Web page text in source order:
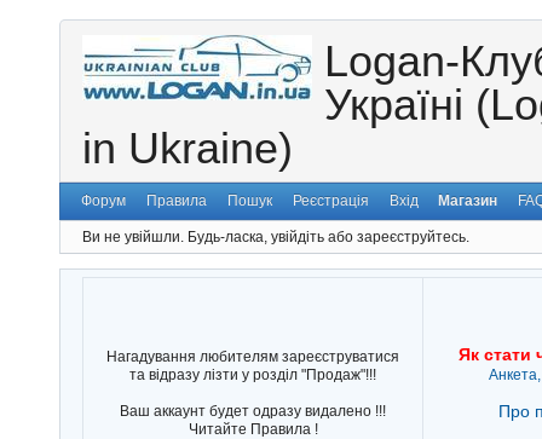
Logan-
Україні
in Ukraine)
Форум Правила Пошук Реєстрація Вхід Магазин
Ви не увійшли. Будь-ласка, увійдіть або зареєструйтесь.
Нагадування любителям зареєструватися
та відразу лізти у розділ "Продаж"!!!
Ваш аккаунт будет одразу видалено !!!
Читайте Правила !
Як стати
Про